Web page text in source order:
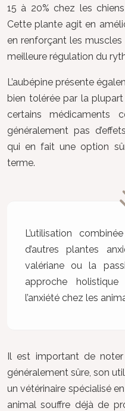
15 à 20% chez les
Cette plante agit en
en renforçant les
meilleure régulation du
L’aubépine présente
bien tolérée par la
certains médicaments
généralement pas
qui en fait une option
terme.
L’utilisation
d’autres plantes
valériane ou la
approche
l’anxiété chez les
Il est important de noter
généralement sûre, son
un vétérinaire spécialisé
animal souffre déjà de